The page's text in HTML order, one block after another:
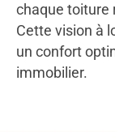
chaque toiture
Cette vision à
un confort
immobilier.